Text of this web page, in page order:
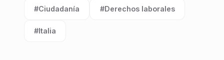
Etiqueta:
#Ciudadanía
Etiqueta:
#Derechos laborales
Etiqueta:
#Italia